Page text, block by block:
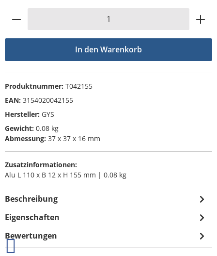
Produkt Anzahl: Gib den gewünschten
In den Warenkorb
Produktnummer: T042155
EAN: 3154020042155
Hersteller: GYS
Gewicht: 0.08 kg
Abmessung: 37 x 37 x 16 mm
Zusatzinformationen:
Alu L 110 x B 12 x H 155 mm | 0.08 kg
Beschreibung
Eigenschaften
Bewertungen